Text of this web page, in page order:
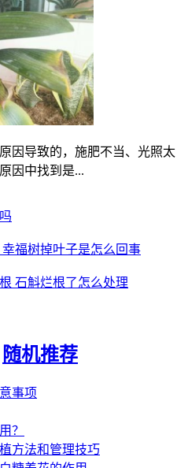
因导致的，施肥不当、光照太
因中找到是...
福树掉叶子是怎么回事
石斛烂根了怎么处理
随机推荐
事项
？
方法和管理技巧